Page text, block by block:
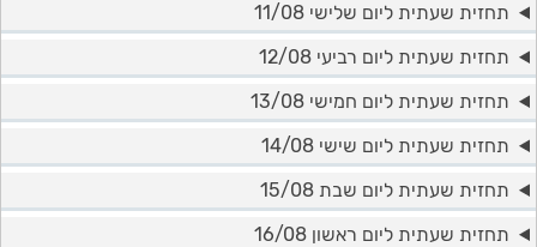
תחזית שעתית ליום שלישי 11/08
תחזית שעתית ליום רביעי 12/08
תחזית שעתית ליום חמישי 13/08
תחזית שעתית ליום שישי 14/08
תחזית שעתית ליום שבת 15/08
תחזית שעתית ליום ראשון 16/08